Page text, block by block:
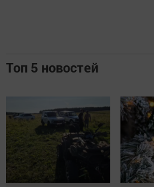
Топ 5 новостей